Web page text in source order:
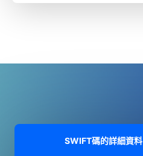
SWIFT碼的詳細資料